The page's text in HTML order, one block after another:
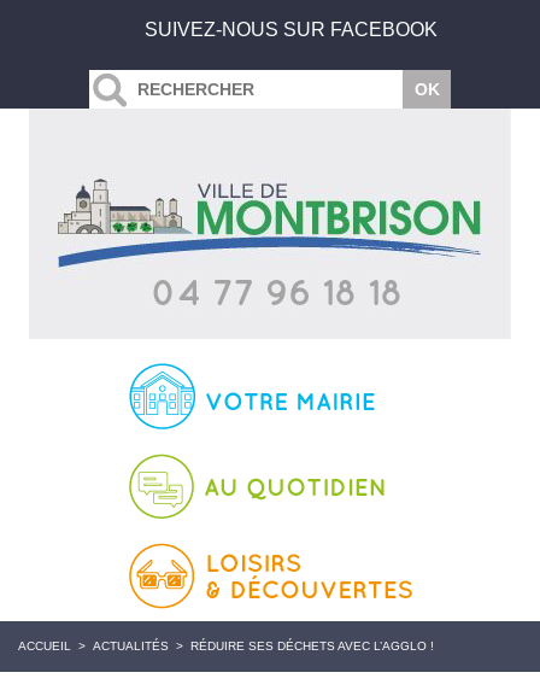
SUIVEZ-NOUS SUR FACEBOOK
ACCUEIL > ACTUALITÉS > RÉDUIRE SES DÉCHETS AVEC L’AGGLO !